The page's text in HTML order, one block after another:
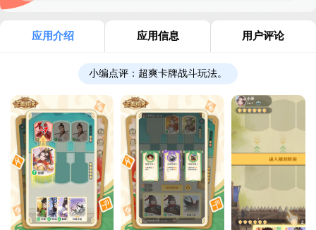
应用介绍 应用信息 用户评论
小编点评： 超爽卡牌战斗玩法。